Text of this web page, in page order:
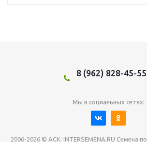
8 (962) 828-45-55
Мы в социальных сетях:
2006-2026 © АСК: INTERSEMENA.RU Семена